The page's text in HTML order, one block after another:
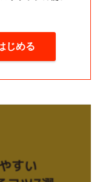
じめる